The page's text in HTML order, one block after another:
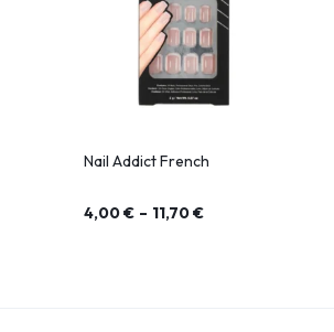
Nail Addict French
4,00€ – 11,70€